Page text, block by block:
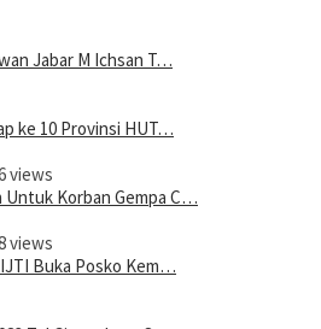
Jabar M Ichsan T…
ke 10 Provinsi HUT…
views
Untuk Korban Gempa C…
views
Buka Posko Kem…